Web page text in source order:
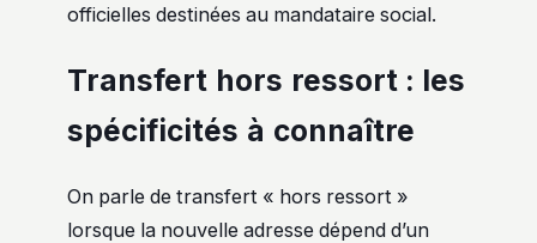
officielles destinées au mandataire social.
Transfert hors ressort : les
spécificités à connaître
On parle de transfert « hors ressort »
lorsque la nouvelle adresse dépend d’un